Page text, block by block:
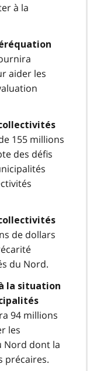
à la
aider les
155 millions
des défis
de dollars
du Nord.
la situation
94 millions
les
Nord dont la
précaires.